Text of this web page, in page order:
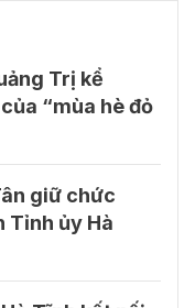
Trị kể
“mùa hè đỏ
giữ chức
Tỉnh ủy Hà